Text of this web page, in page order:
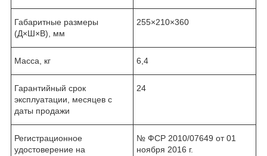
Габаритные размеры
(Д×Ш×В), мм
255×210×360
Масса, кг 6,4
Гарантийный срок
эксплуатации, месяцев с
даты продажи
24
Регистрационное
удостоверение на
№ ФСР 2010/07649 от 01
ноября 2016 г.